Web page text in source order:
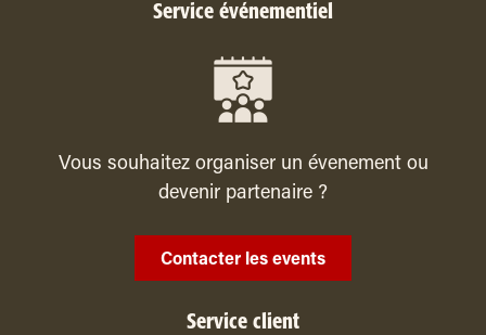
Service événementiel
Vous souhaitez organiser un évenement ou
devenir partenaire ?
Contacter les events
Service client